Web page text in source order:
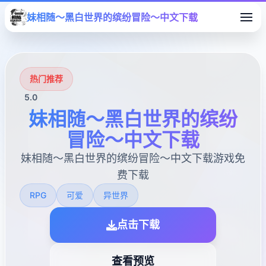
妹相随～黑白世界的缤纷冒险～中文下载
热门推荐
5.0
妹相随～黑白世界的缤纷
冒险～中文下载
妹相随～黑白世界的缤纷冒险～中文下载游戏免
费下载
RPG 可爱 异世界
点击下载
查看预览